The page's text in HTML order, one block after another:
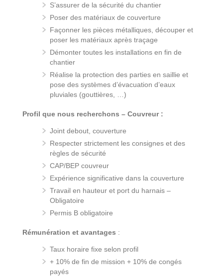
S’assurer de la sécurité du chantier
Poser des matériaux de couverture
Façonner les pièces métalliques, découper et
poser les matériaux après traçage
Démonter toutes les installations en fin de
chantier
Réalise la protection des parties en saillie et
pose des systèmes d’évacuation d’eaux
pluviales (gouttières, …)
Profil que nous recherchons – Couvreur :
Joint debout, couverture
Respecter strictement les consignes et des
règles de sécurité
CAP/BEP couvreur
Expérience significative dans la couverture
Travail en hauteur et port du harnais –
Obligatoire
Permis B obligatoire
Rémunération et avantages :
Taux horaire fixe selon profil
+ 10% de fin de mission + 10% de congés
payés